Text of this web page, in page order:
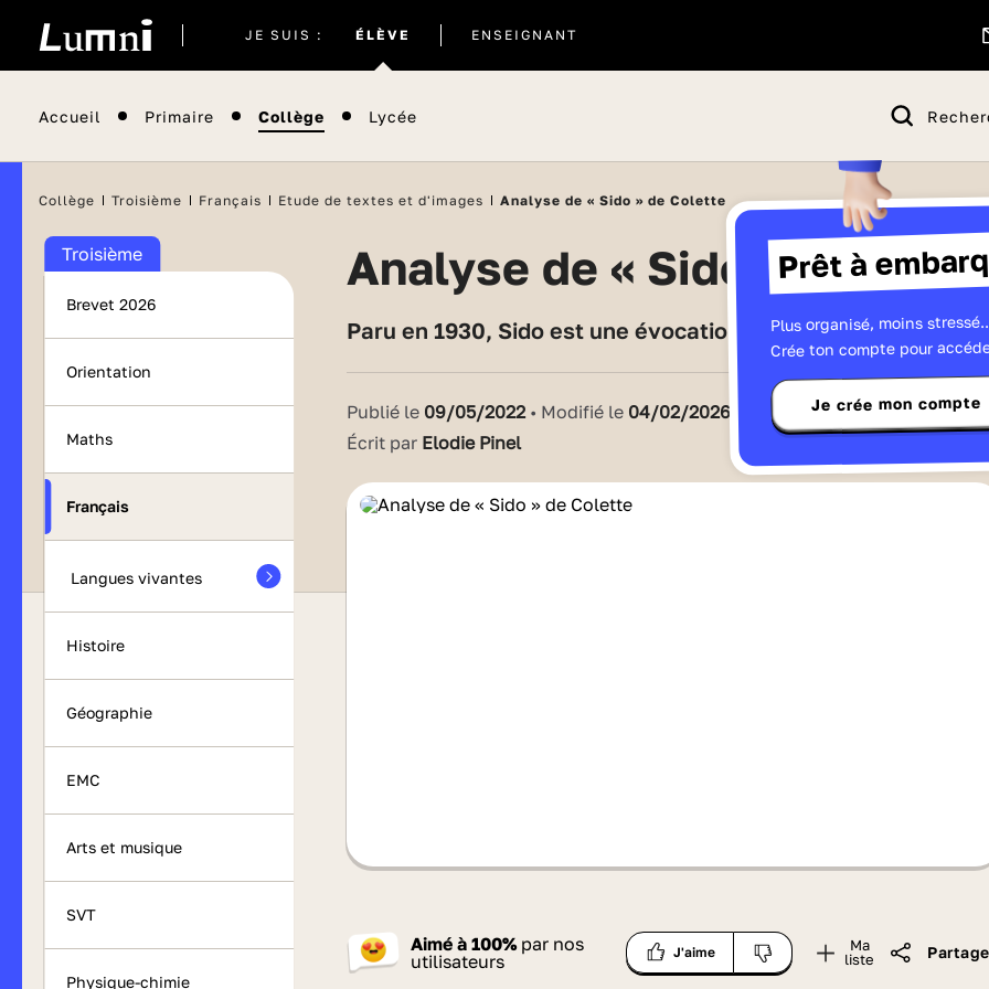
JE SUIS : ÉLÈVE
actuel
ENSEIGNANT
Accueil Primaire Collège Lycée
Prêt à
Plus organisé, moins
Crée ton compte pour
Je crée mon compte
Collège Troisième Français Etude de textes et d'images Analyse de « Sido » de Colette
Troisième
Brevet 2026
Orientation
Maths
Français
Langues vivantes
Histoire
Géographie
EMC
Arts et musique
SVT
Physique-chimie
Analyse de « Sido » de
Paru en 1930, Sido est une évocation de l'enfance de
Publié le 09/05/2022• Modifié le 04/02/2026
Écrit par Elodie Pinel
Aimé à100% par nos
utilisateurs
J'aime
Ma
liste